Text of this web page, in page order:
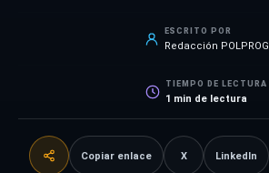
ESCRITO POR
Redacción POLPROG
TIEMPO DE LECTURA
1 min de lectura
Copiar enlace X LinkedIn